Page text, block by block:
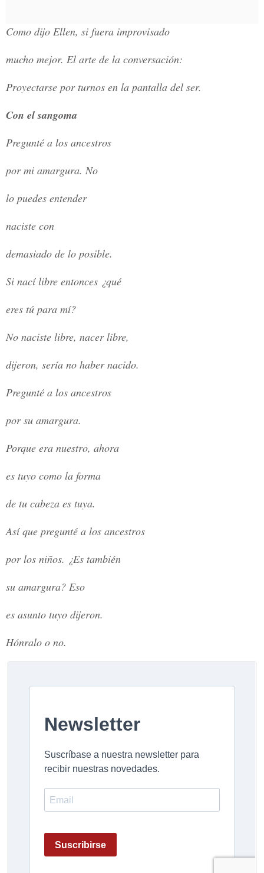
Como dijo Ellen, si fuera improvisado
mucho mejor. El arte de la conversación:
Proyectarse por turnos en la pantalla del ser.
Con el sangoma
Pregunté a los ancestros
por mi amargura. No
lo puedes entender
naciste con
demasiado de lo posible.
Si nací libre entonces ¿qué
eres tú para mí?
No naciste libre, nacer libre,
dijeron, sería no haber nacido.
Pregunté a los ancestros
por su amargura.
Porque era nuestro, ahora
es tuyo como la forma
de tu cabeza es tuya.
Así que pregunté a los ancestros
por los niños. ¿Es también
su amargura? Eso
es asunto tuyo dijeron.
Hónralo o no.